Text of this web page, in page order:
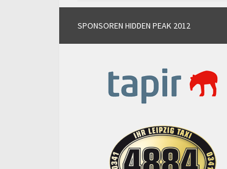
SPONSOREN HIDDEN PEAK 2012